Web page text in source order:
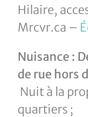
Hilaire,
Mrcvr.ca –
Nuisance :
de rue hors
Nuit à la
quartiers ;